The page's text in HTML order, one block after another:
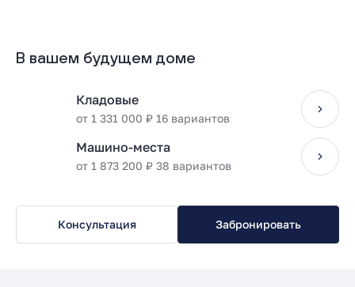
В вашем будущем доме
Кладовые
от 1 331 000 ₽ 16 вариантов
Машино-места
от 1 873 200 ₽ 38 вариантов
Консультация Забронировать